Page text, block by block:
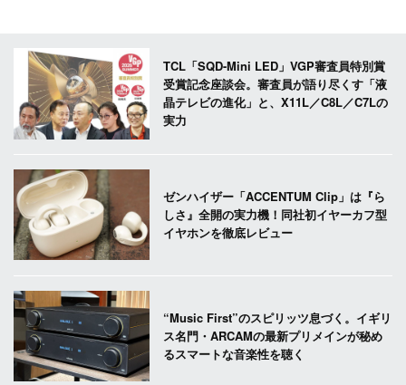
TCL「SQD-Mini LED」VGP審査員特別賞
受賞記念座談会。審査員が語り尽くす「液
晶テレビの進化」と、X11L／C8L／C7Lの
実力
ゼンハイザー「ACCENTUM Clip」は『ら
しさ』全開の実力機！同社初イヤーカフ型
イヤホンを徹底レビュー
“Music First”のスピリッツ息づく。イギリ
ス名門・ARCAMの最新プリメインが秘め
るスマートな音楽性を聴く